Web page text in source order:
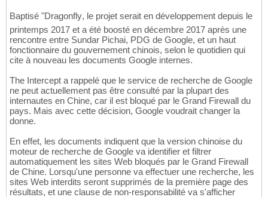
Baptisé "Dragonfly, le projet serait en développement depuis le
printemps 2017 et a été boosté en décembre 2017 après une
rencontre entre Sundar Pichai, PDG de Google, et un haut
fonctionnaire du gouvernement chinois, selon le quotidien qui
cite à nouveau les documents Google internes.
The Intercept a rappelé que le service de recherche de Google
ne peut actuellement pas être consulté par la plupart des
internautes en Chine, car il est bloqué par le Grand Firewall du
pays. Mais avec cette décision, Google voudrait changer la
donne.
En effet, les documents indiquent que la version chinoise du
moteur de recherche de Google va identifier et filtrer
automatiquement les sites Web bloqués par le Grand Firewall
de Chine. Lorsqu'une personne va effectuer une recherche, les
sites Web interdits seront supprimés de la première page des
résultats, et une clause de non-responsabilité va s'afficher